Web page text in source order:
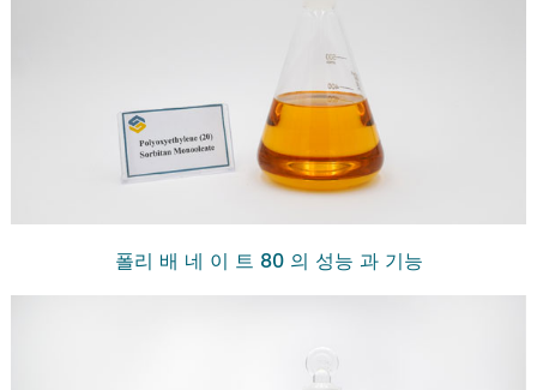
폴리 배 네 이 트 80 의 성능 과 기능